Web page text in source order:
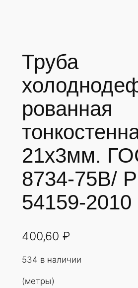
Труба
рованная
21х3мм.
8734-75В/ Р
54159-
400,60 ₽
534 в наличии
(метры)